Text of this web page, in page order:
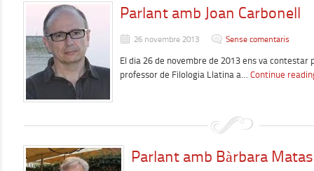
Parlant amb Joan Carbonell
26 novembre 2013 Sense comentaris
El dia 26 de novembre de 2013 ens va contestar
professor de Filologia Llatina a… Continue
Parlant amb Bàrbara Matas